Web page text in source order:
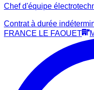
Chef d'équipe
Contrat à durée
FRANCE LE FAOUET